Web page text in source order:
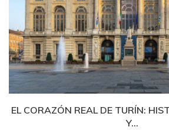
EL CORAZÓN REAL DE TURÍN:
Y...